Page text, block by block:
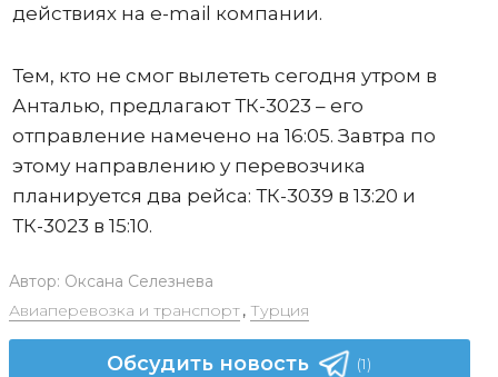
действиях на e-mail компании.
Тем, кто не смог вылететь сегодня утром в
Анталью, предлагают ТК-3023 – его
отправление намечено на 16:05. Завтра по
этому направлению у перевозчика
планируется два рейса: ТК-3039 в 13:20 и
ТК-3023 в 15:10.
Автор: Оксана Селезнева
Авиаперевозка и транспорт, Турция
Обсудить новость (1)